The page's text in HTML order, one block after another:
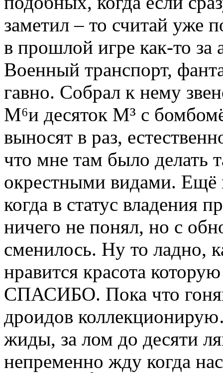
заметил – то считай уже
в прошлой игре как-то
Военный транспорт,
гавно. Собрал к нему
М⁶и десяток М³ с
выносят в раз,
что мне там было делать
окрестными видами. Ещё
когда в статус владения
ничего не понял, но с
сменилось. Ну то ладно,
нравится красота
СПАСИБО. Пока что
дроидов
жиды, за лом до десяти
непременно жду когда